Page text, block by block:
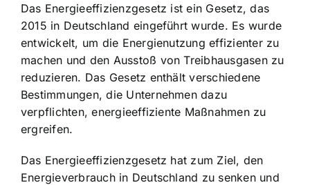
Das Energieeffizienzgesetz ist ein Gesetz, das
2015 in Deutschland eingeführt wurde. Es wurde
entwickelt, um die Energienutzung effizienter zu
machen und den Ausstoß von Treibhausgasen zu
reduzieren. Das Gesetz enthält verschiedene
Bestimmungen, die Unternehmen dazu
verpflichten, energieeffiziente Maßnahmen zu
ergreifen.
Das Energieeffizienzgesetz hat zum Ziel, den
Energieverbrauch in Deutschland zu senken und